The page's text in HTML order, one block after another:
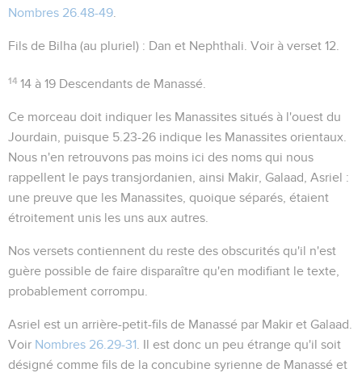
Nombres 26.48-49
Fils de Bilha (au pluriel) : Dan et Nephthali. Voir à verset 12.
14 14 à 19 Descendants de Manassé.
Ce morceau doit indiquer les Manassites situés à l'ouest du
Jourdain, puisque 5.23-26 indique les Manassites orientaux.
Nous n'en retrouvons pas moins ici des noms qui nous
rappellent le pays transjordanien, ainsi Makir, Galaad, Asriel :
une preuve que les Manassites, quoique séparés, étaient
étroitement unis les uns aux autres.
Nos versets contiennent du reste des obscurités qu'il n'est
guère possible de faire disparaître qu'en modifiant le texte,
probablement corrompu.
Asriel est un arrière-petit-fils de Manassé par Makir et Galaad.
Voir Nombres 26.29-31 . Il est donc un peu étrange qu'il soit
désigné comme fils de la concubine syrienne de Manassé et